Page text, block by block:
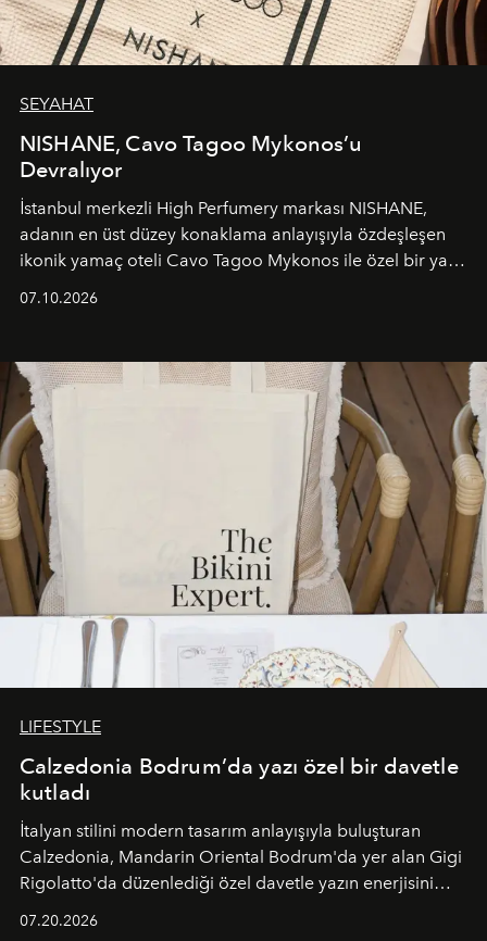
SEYAHAT
NISHANE, Cavo Tagoo Mykonos’u
Devralıyor
İstanbul merkezli High Perfumery markası NISHANE,
adanın en üst düzey konaklama anlayışıyla özdeşleşen
ikonik yamaç oteli Cavo Tagoo Mykonos ile özel bir yaz
buluşturarak markanın Cavo Tagoo’daki varlığını
sürükleyici ve mevsime özel bir deneyime dönüştürüyor.
07.10.2026
LIFESTYLE
Calzedonia Bodrum’da yazı özel bir davetle
kutladı
İtalyan stilini modern tasarım anlayışıyla buluşturan
Calzedonia, Mandarin Oriental Bodrum'da yer alan Gigi
Rigolatto'da düzenlediği özel davetle yazın enerjisini
07.20.2026